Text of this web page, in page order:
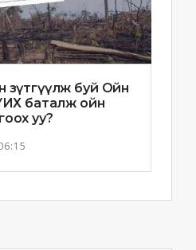
зүтгүүлж буй Ойн
баталж ойн
уу?